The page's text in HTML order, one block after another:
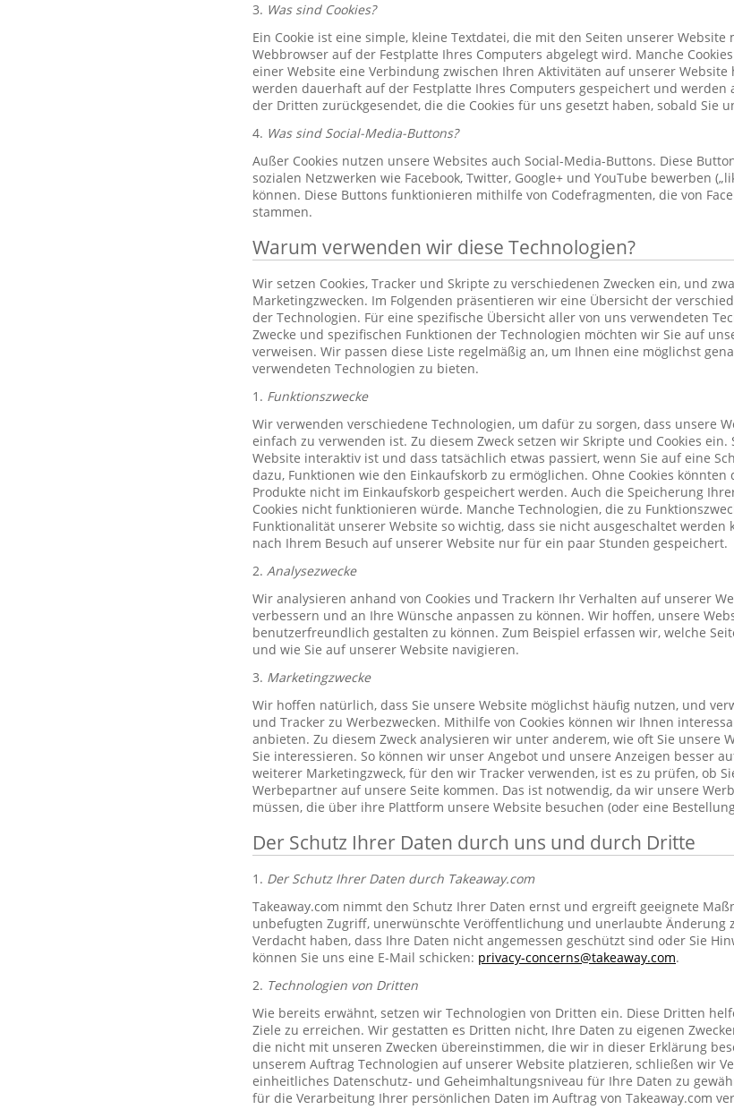
3. Was sind Cookies?
Ein Cookie ist eine simple, kleine Textdatei, die mit den Seiten unserer
Webbrowser auf der Festplatte Ihres Computers abgelegt wird. Manche
einer Website eine Verbindung zwischen Ihren Aktivitäten auf unserer Website
werden dauerhaft auf der Festplatte Ihres Computers gespeichert und werden
der Dritten zurückgesendet, die die Cookies für uns gesetzt haben, sobald Sie
4. Was sind Social-Media-Buttons?
Außer Cookies nutzen unsere Websites auch Social-Media-Buttons. Diese
sozialen Netzwerken wie Facebook, Twitter, Google+ und YouTube bewerben
können. Diese Buttons funktionieren mithilfe von Codefragmenten, die von
stammen.
Warum verwenden wir diese Technologien?
Wir setzen Cookies, Tracker und Skripte zu verschiedenen Zwecken ein, und
Marketingzwecken. Im Folgenden präsentieren wir eine Übersicht der
der Technologien. Für eine spezifische Übersicht aller von uns verwendeten
Zwecke und spezifischen Funktionen der Technologien möchten wir Sie auf
verweisen. Wir passen diese Liste regelmäßig an, um Ihnen eine möglichst
verwendeten Technologien zu bieten.
1. Funktionszwecke
Wir verwenden verschiedene Technologien, um dafür zu sorgen, dass unsere
einfach zu verwenden ist. Zu diesem Zweck setzen wir Skripte und Cookies
Website interaktiv ist und dass tatsächlich etwas passiert, wenn Sie auf eine
dazu, Funktionen wie den Einkaufskorb zu ermöglichen. Ohne Cookies
Produkte nicht im Einkaufskorb gespeichert werden. Auch die Speicherung
Cookies nicht funktionieren würde. Manche Technologien, die zu
Funktionalität unserer Website so wichtig, dass sie nicht ausgeschaltet werden
nach Ihrem Besuch auf unserer Website nur für ein paar Stunden gespeichert.
2. Analysezwecke
Wir analysieren anhand von Cookies und Trackern Ihr Verhalten auf unserer
verbessern und an Ihre Wünsche anpassen zu können. Wir hoffen, unsere
benutzerfreundlich gestalten zu können. Zum Beispiel erfassen wir, welche
und wie Sie auf unserer Website navigieren.
3. Marketingzwecke
Wir hoffen natürlich, dass Sie unsere Website möglichst häufig nutzen, und
und Tracker zu Werbezwecken. Mithilfe von Cookies können wir Ihnen
anbieten. Zu diesem Zweck analysieren wir unter anderem, wie oft Sie unsere
Sie interessieren. So können wir unser Angebot und unsere Anzeigen besser
weiterer Marketingzweck, für den wir Tracker verwenden, ist es zu prüfen, ob
Werbepartner auf unsere Seite kommen. Das ist notwendig, da wir unsere
müssen, die über ihre Plattform unsere Website besuchen (oder eine
Der Schutz Ihrer Daten durch uns und durch Dritte
1. Der Schutz Ihrer Daten durch Takeaway.com
Takeaway.com nimmt den Schutz Ihrer Daten ernst und ergreift geeignete
unbefugten Zugriff, unerwünschte Veröffentlichung und unerlaubte Änderung
Verdacht haben, dass Ihre Daten nicht angemessen geschützt sind oder Sie
können Sie uns eine E-Mail schicken: privacy-concerns@takeaway.com.
2. Technologien von Dritten
Wie bereits erwähnt, setzen wir Technologien von Dritten ein. Diese Dritten
Ziele zu erreichen. Wir gestatten es Dritten nicht, Ihre Daten zu eigenen
die nicht mit unseren Zwecken übereinstimmen, die wir in dieser Erklärung
unserem Auftrag Technologien auf unserer Website platzieren, schließen wir
einheitliches Datenschutz- und Geheimhaltungsniveau für Ihre Daten zu
für die Verarbeitung Ihrer persönlichen Daten im Auftrag von Takeaway.com